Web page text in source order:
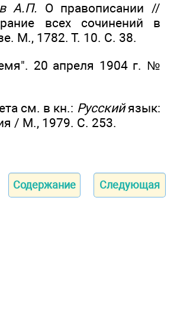
А.П. О правописании //
всех сочинений в
М., 1782. Т. 10. С. 38.
20 апреля 1904 г. №
см. в кн.: Русскийязык:
/ М., 1979. С. 253.
Содержание Следующая